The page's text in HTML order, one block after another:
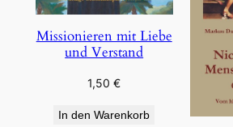
Missionieren mit Liebe
und Verstand
1,50€
In den Warenkorb